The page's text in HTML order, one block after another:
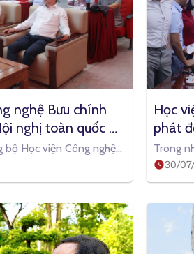
nghệ Bưu chính
nghị toàn quốc
nghị Trung ương
Học viện Công nghệ
Học
phát
vùng
30/
Trong
dài,